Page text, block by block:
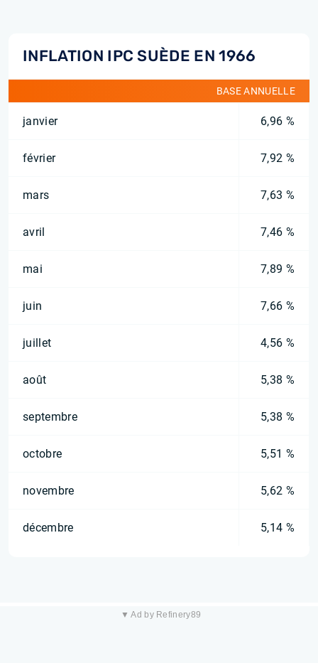
INFLATION IPC SUÈDE EN 1966
BASE ANNUELLE
janvier 6,96 %
février 7,92 %
mars 7,63 %
avril 7,46 %
mai 7,89 %
juin 7,66 %
juillet 4,56 %
août 5,38 %
septembre 5,38 %
octobre 5,51 %
novembre 5,62 %
décembre 5,14 %
▼ Ad by Refinery89